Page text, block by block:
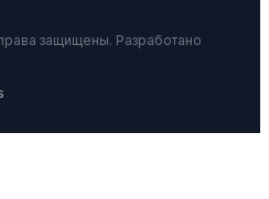
защищены. Разработано